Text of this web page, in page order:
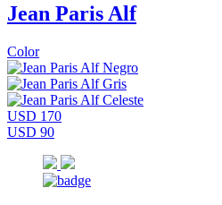
Jean Paris Alf
Color
USD 170
USD 90